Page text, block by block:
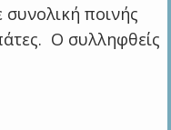
συνολική ποινής
Ο συλληφθείς